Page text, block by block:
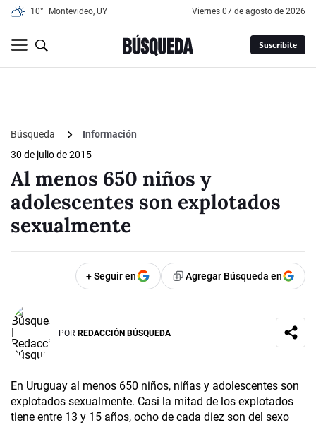
10° Montevideo, UY viernes 07 de agosto de 2026
Suscribite
Búsqueda
Información
30 de julio de 2015
Al menos 650 niños y
adolescentes son explotados
sexualmente
+ Seguir en Agregar Búsqueda en
POR REDACCIÓN BÚSQUEDA
En Uruguay al menos 650 niños, niñas y adolescentes son
explotados sexualmente. Casi la mitad de los explotados
tiene entre 13 y 15 años, ocho de cada diez son del sexo